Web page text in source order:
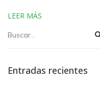
LEER MÁS
Entradas recientes